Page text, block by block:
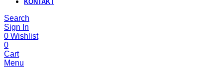
KONTAKT
Search
Sign In
0 Wishlist
0
Cart
Menu